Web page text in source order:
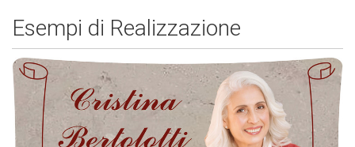
Esempi di Realizzazione